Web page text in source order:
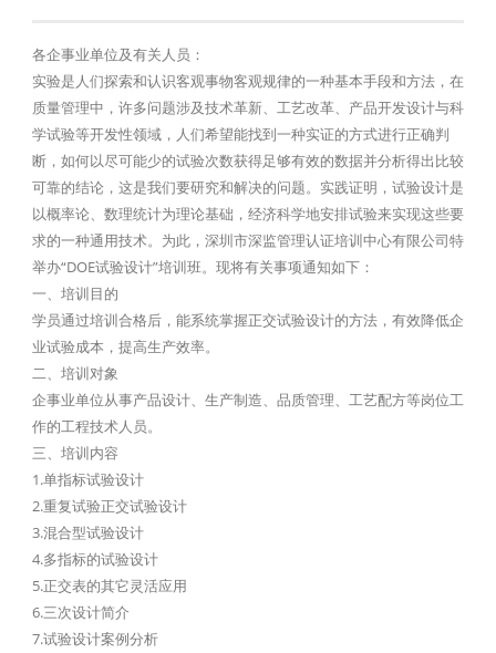
各企事业单位及有关人员：
实验是人们探索和认识客观事物客观规律的一种基本手段和方法，在
质量管理中，许多问题涉及技术革新、工艺改革、产品开发设计与科
学试验等开发性领域，人们希望能找到一种实证的方式进行正确判
断，如何以尽可能少的试验次数获得足够有效的数据并分析得出比较
可靠的结论，这是我们要研究和解决的问题。实践证明，试验设计是
以概率论、数理统计为理论基础，经济科学地安排试验来实现这些要
求的一种通用技术。为此，深圳市深监管理认证培训中心有限公司特
举办“DOE试验设计”培训班。现将有关事项通知如下：
一、培训目的
学员通过培训合格后，能系统掌握正交试验设计的方法，有效降低企
业试验成本，提高生产效率。
二、培训对象
企事业单位从事产品设计、生产制造、品质管理、工艺配方等岗位工
作的工程技术人员。
三、培训内容
1.单指标试验设计
2.重复试验正交试验设计
3.混合型试验设计
4.多指标的试验设计
5.正交表的其它灵活应用
6.三次设计简介
7.试验设计案例分析